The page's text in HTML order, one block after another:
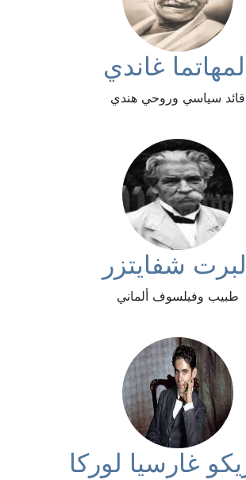
غاندي
قائد سياسي وروحي هندي
شفايتزر
طبيب وفيلسوف ألماني
غارسيا لوركا